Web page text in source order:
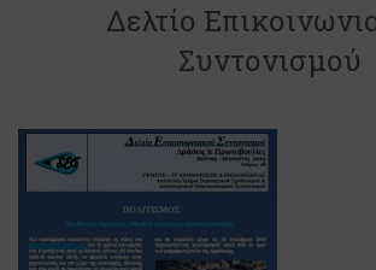
Δελτίο
Συντονισμού